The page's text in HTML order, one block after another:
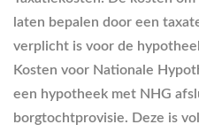
laten bepalen door een
verplicht is voor de
Kosten voor Nationale
een hypotheek met NHG
borgtochtprovisie. Deze is